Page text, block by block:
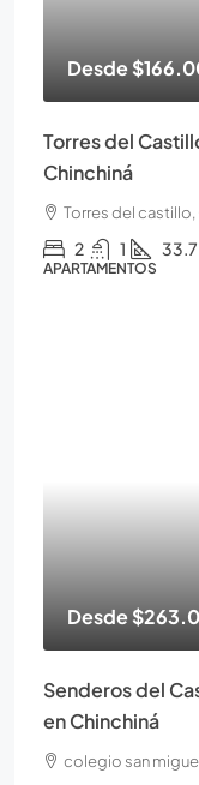
Desde
Torres del
Chinchiná
Torres del
2 1 33.7
APARTAMENTOS
Desde
Senderos del
en Chinchiná
colegio san